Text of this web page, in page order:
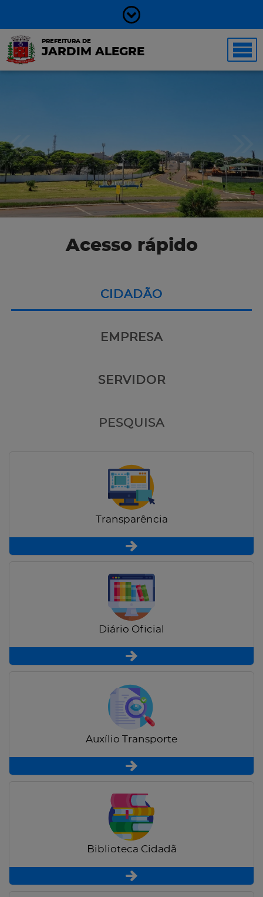
PREFEITURA DE
JARDIM ALEGRE
Acesso rápido
CIDADÃO
EMPRESA
SERVIDOR
PESQUISA
Transparência
Diário Oficial
Auxílio Transporte
Biblioteca Cidadã